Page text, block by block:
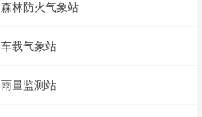
森林防火气象站
车载气象站
雨量监测站